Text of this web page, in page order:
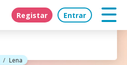
Registar Entrar
Lena